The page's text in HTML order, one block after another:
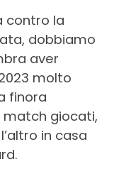
contro la
dobbiamo
aver
molto
finora
giocati,
in casa